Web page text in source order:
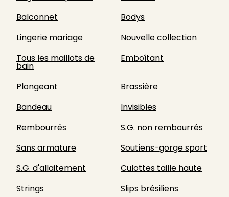
Balconnet
Bodys
Lingerie mariage
Nouvelle collection
Tous les maillots de
bain
Emboîtant
Plongeant
Brassière
Bandeau
Invisibles
Rembourrés
S.G. non rembourrés
Sans armature
Soutiens-gorge sport
S.G. d'allaitement
Culottes taille haute
Strings
Slips brésiliens